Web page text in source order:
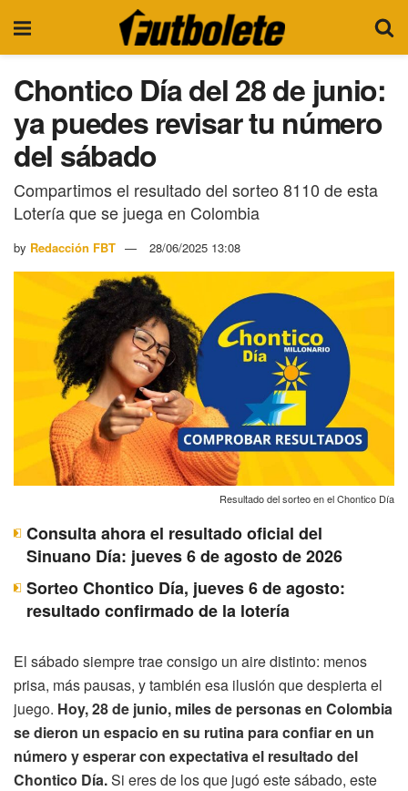
Chontico Día del 28 de junio:
ya puedes revisar tu número
del sábado
Compartimos el resultado del sorteo 8110 de esta
Lotería que se juega en Colombia
by Redacción FBT 28/06/2025 13:08
Resultado del sorteo en el Chontico Día
Consulta ahora el resultado oficial del
Sinuano Día: jueves 6 de agosto de 2026
Sorteo Chontico Día, jueves 6 de agosto:
resultado confirmado de la lotería
El sábado siempre trae consigo un aire distinto: menos
prisa, más pausas, y también esa ilusión que despierta el
juego. Hoy, 28 de junio, miles de personas en Colombia
se dieron un espacio en su rutina para confiar en un
número y esperar con expectativa el resultado del
Chontico Día.Si eres de los que jugó este sábado, este